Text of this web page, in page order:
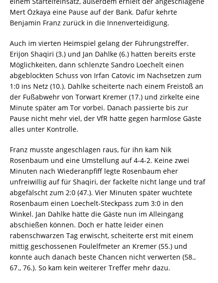
Mert Özkaya eine Pause auf der Bank. Dafür kehrte
Benjamin Franz zurück in die Innenverteidigung.
Auch im vierten Heimspiel gelang der Führungstreffer.
Erijon Shaqiri (3.) und Jan Dahlke (6.) hatten bereits erste
Möglichkeiten, dann schlenzte Sandro Loechelt einen
abgeblockten Schuss von Irfan Catovic im Nachsetzen zum
1:0 ins Netz (10.). Dahlke scheiterte nach einem Freistoß an
der Fußabwehr von Torwart Kremer (17.) und zirkelte eine
Minute später am Tor vorbei. Danach passierte bis zur
Pause nicht mehr viel, der VfR hatte gegen harmlose Gäste
alles unter Kontrolle.
Franz musste angeschlagen raus, für ihn kam Nik
Rosenbaum und eine Umstellung auf 4-4-2. Keine zwei
Minuten nach Wiederanpfiff legte Rosenbaum eher
unfreiwillig auf für Shaqiri, der fackelte nicht lange und traf
abgefälscht zum 2:0 (47.). Vier Minuten später wuchtete
Rosenbaum einen Loechelt-Steckpass zum 3:0 in den
Winkel. Jan Dahlke hätte die Gäste nun im Alleingang
abschießen können. Doch er hatte leider einen
rabenschwarzen Tag erwischt, scheiterte erst mit einem
mittig geschossenen Foulelfmeter an Kremer (55.) und
konnte auch danach beste Chancen nicht verwerten (58.,
67., 76.). So kam kein weiterer Treffer mehr dazu.